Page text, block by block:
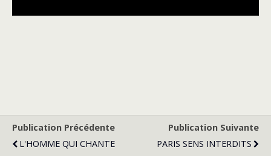
Publication Précédente
L'HOMME QUI CHANTE
Publication Suivante
PARIS SENS INTERDITS